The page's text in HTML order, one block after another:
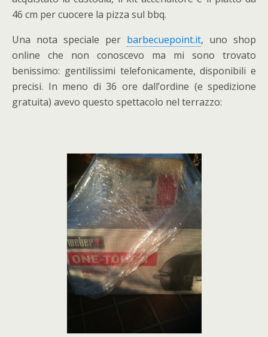
46 cm per cuocere la pizza sul bbq.
Una nota speciale per barbecuepoint.it, uno shop
online che non conoscevo ma mi sono trovato
benissimo: gentilissimi telefonicamente, disponibili e
precisi. In meno di 36 ore dall’ordine (e spedizione
gratuita) avevo questo spettacolo nel terrazzo: